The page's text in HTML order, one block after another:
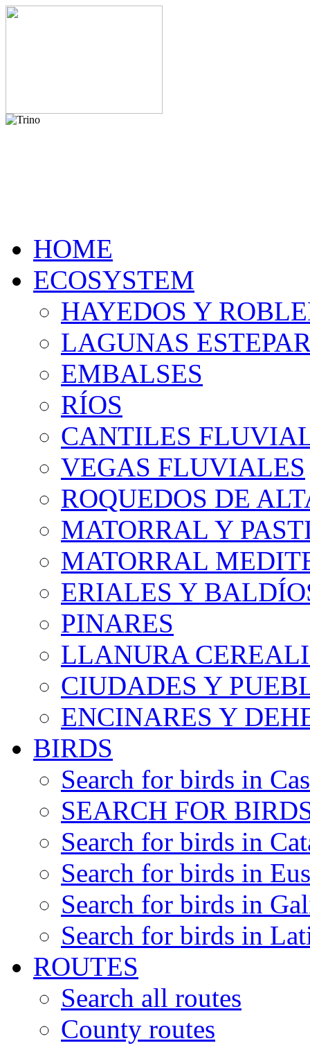
HOME
ECOSYSTEM
HAYEDOS Y
LAGUNAS
EMBALSES
RÍOS
CANTILES
VEGAS FLUVIALES
ROQUEDOS DE
MATORRAL Y
MATORRAL
ERIALES Y
PINARES
LLANURA
CIUDADES Y
ENCINARES Y
BIRDS
Search for birds in
SEARCH FOR
Search for birds in
Search for birds in
Search for birds in
Search for birds in
ROUTES
Search all routes
County routes